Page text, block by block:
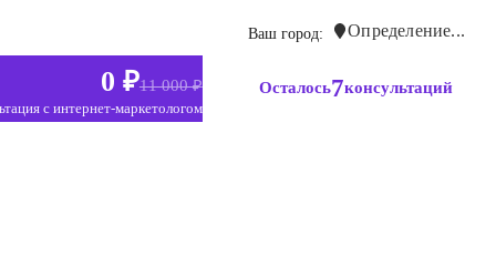
Ваш город: Определение...
0 ₽11 000 ₽
с интернет-маркетологом
Осталось7консультаций